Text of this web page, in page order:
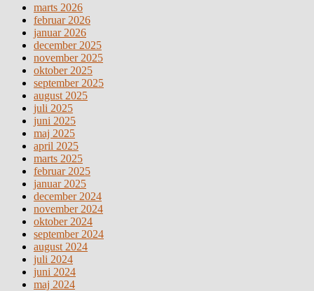
marts 2026
februar 2026
januar 2026
december 2025
november 2025
oktober 2025
september 2025
august 2025
juli 2025
juni 2025
maj 2025
april 2025
marts 2025
februar 2025
januar 2025
december 2024
november 2024
oktober 2024
september 2024
august 2024
juli 2024
juni 2024
maj 2024